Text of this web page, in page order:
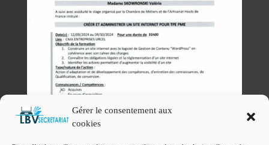
Gérer le consentement aux
cookies